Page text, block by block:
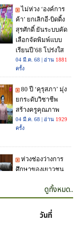
ดูทั้งหมด..
วันที่